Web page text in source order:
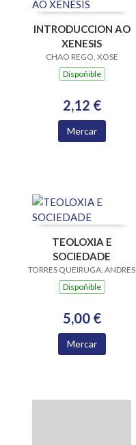
INTRODUCCION AO
XENESIS
CHAO REGO, XOSE
Dispoñible
2,12 €
Mercar
TEOLOXIA E
SOCIEDADE
TORRES QUEIRUGA, ANDRES
Dispoñible
5,00 €
Mercar